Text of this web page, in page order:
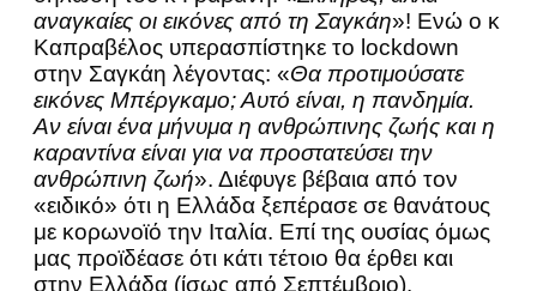
αναγκαίες οι εικόνες από τη Σαγκάη»! Ενώ ο κ
Καπραβέλος υπερασπίστηκε το lockdown
στην Σαγκάη λέγοντας: «Θα προτιμούσατε
εικόνες Μπέργκαμο; Αυτό είναι, η πανδημία.
Αν είναι ένα μήνυμα η ανθρώπινης ζωής και η
καραντίνα είναι για να προστατεύσει την
ανθρώπινη ζωή». Διέφυγε βέβαια από τον
«ειδικό» ότι η Ελλάδα ξεπέρασε σε θανάτους
με κορωνοϊό την Ιταλία. Επί της ουσίας όμως
μας προϊδέασε ότι κάτι τέτοιο θα έρθει και
στην Ελλάδα (ίσως από Σεπτέμβριο).